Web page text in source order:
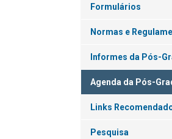
Formulários
Normas e
Informes da Pós-
Agenda da Pós-
Links
Pesquisa